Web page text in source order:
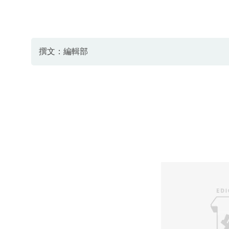
撰文：編輯部